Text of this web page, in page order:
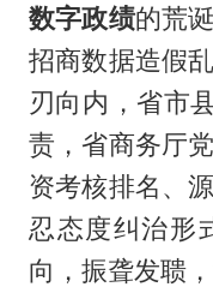
数字政绩的荒
招商数据造假
刃向内，省市
责，省商务厅
资考核排名、
忍态度纠治形
向，振聋发聩，